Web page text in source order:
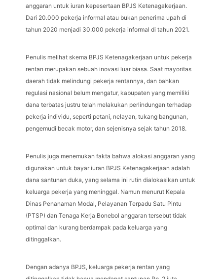
anggaran untuk iuran kepesertaan BPJS Ketenagakerjaan.
Dari 20.000 pekerja informal atau bukan penerima upah di
tahun 2020 menjadi 30.000 pekerja informal di tahun 2021.
Penulis melihat skema BPJS Ketenagakerjaan untuk pekerja
rentan merupakan sebuah inovasi luar biasa. Saat mayoritas
daerah tidak melindungi pekerja rentannya, dan bahkan
regulasi nasional belum mengatur, kabupaten yang memiliki
dana terbatas justru telah melakukan perlindungan terhadap
pekerja individu, seperti petani, nelayan, tukang bangunan,
pengemudi becak motor, dan sejenisnya sejak tahun 2018.
Penulis juga menemukan fakta bahwa alokasi anggaran yang
digunakan untuk bayar iuran BPJS Ketenagakerjaan adalah
dana santunan duka, yang selama ini rutin dialokasikan untuk
keluarga pekerja yang meninggal. Namun menurut Kepala
Dinas Penanaman Modal, Pelayanan Terpadu Satu Pintu
(PTSP) dan Tenaga Kerja Bonebol anggaran tersebut tidak
optimal dan kurang berdampak pada keluarga yang
ditinggalkan.
Dengan adanya BPJS, keluarga pekerja rentan yang